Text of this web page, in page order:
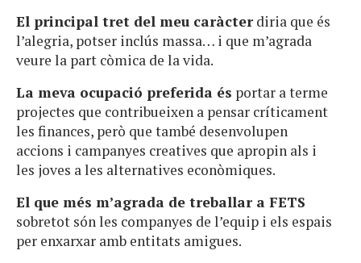
El principal tret del meu caràcterdiria que és
l’alegria, potser inclús massa… i que m’agrada
veure la part còmica de la vida.
La meva ocupació preferida és portar a terme
projectes que contribueixen a pensar críticament
les finances, però que també desenvolupen
accions i campanyes creatives que apropin als i
les joves a les alternatives econòmiques.
El que més m’agrada de treballar a FETS
sobretot són les companyes de l’equip i els espais
per enxarxar amb entitats amigues.